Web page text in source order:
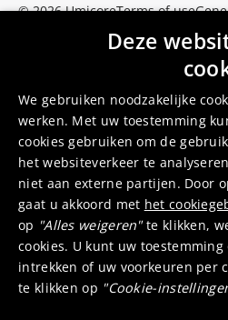
© 2026 UmicoreTerms of use
Cookieverklaring
Deze
We gebruiken noodzakelijke
werken. Met uw toestemming
cookies gebruiken om de
het websiteverkeer te
niet aan externe partijen. Door
gaat u akkoord met het
op "Alles weigeren"te klikken,
cookies. U kunt uw
intrekken of uw voorkeuren per
te klikken op "Cookie-